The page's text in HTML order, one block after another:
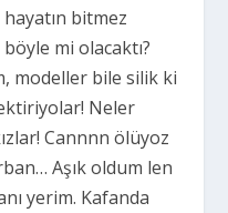
bitmez
mi olacaktı?
modeller bile silik ki
Neler
Cannnn ölüyoz
Aşık oldum len
yerim. Kafanda